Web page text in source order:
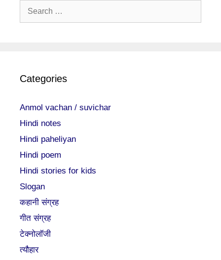
Search
Categories
Anmol vachan / suvichar
Hindi notes
Hindi paheliyan
Hindi poem
Hindi stories for kids
Slogan
कहानी संग्रह
गीत संग्रह
टेक्नोलॉजी
त्यौहार